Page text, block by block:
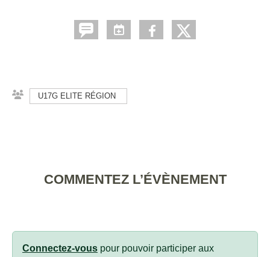
U17G ELITE RÉGION
COMMENTEZ L’ÉVÈNEMENT
Connectez-vous pour pouvoir participer aux